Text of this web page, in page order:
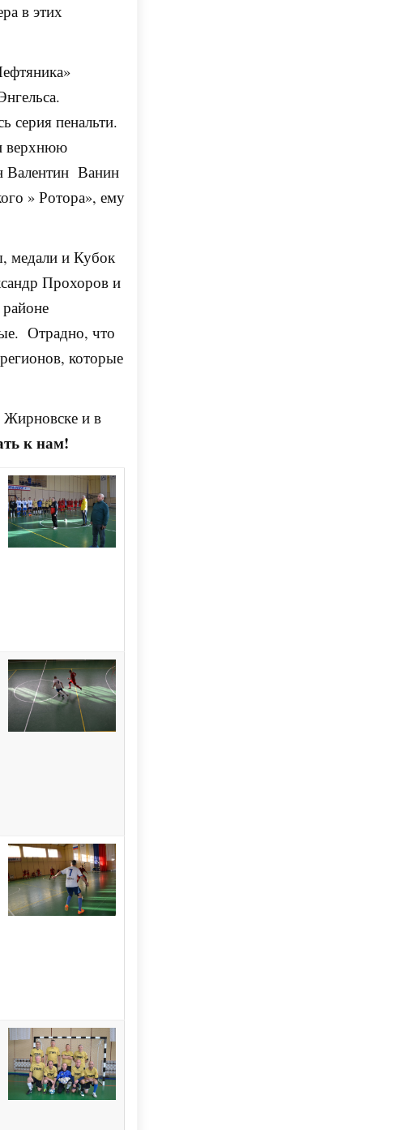
в этих
серия пенальти.
верхнюю
Валентин Ванин
» Ротора», ему
медали и Кубок
Прохоров и
Отрадно, что
которые
Жирновске и в
к нам!